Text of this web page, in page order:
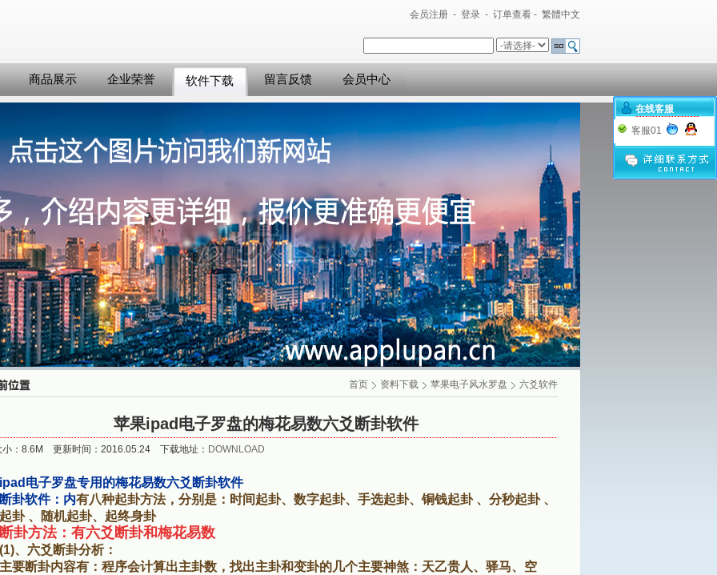
会员注册 - 登录 - 订单查看 - 繁體中文
商品展示 企业荣誉 软件下载 留言反馈 会员中心
首页 资料下载 苹果电子风水罗盘 六爻软件
苹果ipad电子罗盘的梅花易数六爻断卦软件
小：8.6M 更新时间：2016.05.24 下载地址： DOWNLOAD
电子罗盘专用的梅花易数六爻断卦软件
卦软件：内有八种起卦方法，分别是：时间起卦、数字起卦、手选起卦、铜钱起卦 、分秒起卦 、
卦 、随机起卦、起终身卦
断卦方法：有六爻断卦和梅花易数
六爻断卦分析：
卦内容有：程序会计算出主卦数，找出主卦和变卦的几个主要神煞：天乙贵人、驿马、空
在线客服
客服01